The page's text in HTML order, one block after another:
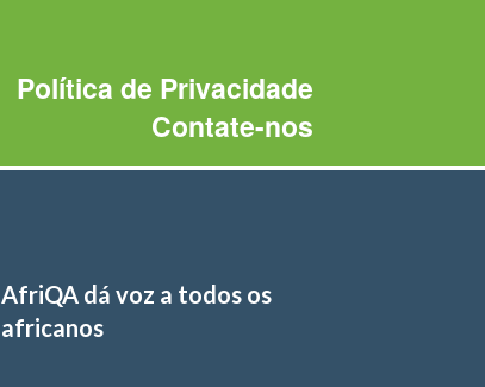
Política de Privacidade
Contate-nos
AfriQA dá voz a todos os
africanos